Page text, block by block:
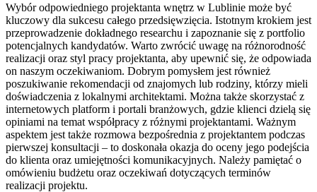
Wybór odpowiedniego projektanta wnętrz w Lublinie może być
kluczowy dla sukcesu całego przedsięwzięcia. Istotnym krokiem jest
przeprowadzenie dokładnego researchu i zapoznanie się z portfolio
potencjalnych kandydatów. Warto zwrócić uwagę na różnorodność
realizacji oraz styl pracy projektanta, aby upewnić się, że odpowiada
on naszym oczekiwaniom. Dobrym pomysłem jest również
poszukiwanie rekomendacji od znajomych lub rodziny, którzy mieli
doświadczenia z lokalnymi architektami. Można także skorzystać z
internetowych platform i portali branżowych, gdzie klienci dzielą się
opiniami na temat współpracy z różnymi projektantami. Ważnym
aspektem jest także rozmowa bezpośrednia z projektantem podczas
pierwszej konsultacji – to doskonała okazja do oceny jego podejścia
do klienta oraz umiejętności komunikacyjnych. Należy pamiętać o
omówieniu budżetu oraz oczekiwań dotyczących terminów
realizacji projektu.